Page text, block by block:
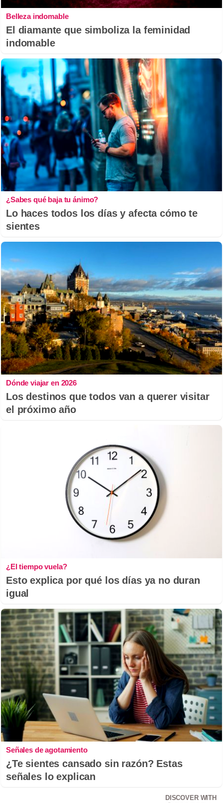
Belleza indomable
El diamante que simboliza la feminidad
indomable
¿Sabes qué baja tu ánimo?
Lo haces todos los días y afecta cómo te
sientes
Dónde viajar en 2026
Los destinos que todos van a querer visitar
el próximo año
¿El tiempo vuela?
Esto explica por qué los días ya no duran
igual
Señales de agotamiento
¿Te sientes cansado sin razón? Estas
señales lo explican
DISCOVER WITH